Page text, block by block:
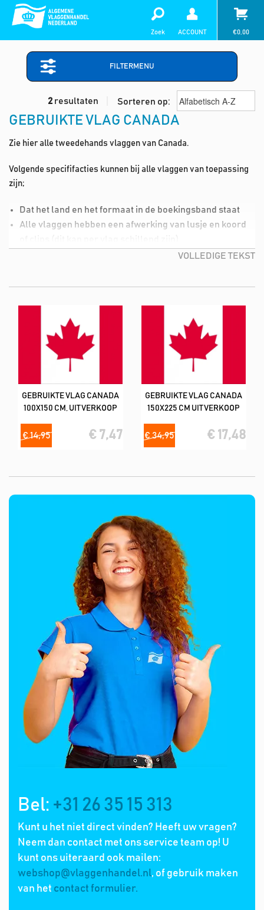
Zoek ACCOUNT €0,00
FILTERMENU
2 resultaten Sorteren op:
GEBRUIKTE VLAG CANADA
Zie hier alle tweedehands vlaggen van Canada.
Volgende specififacties kunnen bij alle vlaggen van toepassing
zijn;
Dat het land en het formaat in de boekingsband staat
Alle vlaggen hebben een afwerking van lusje en koord
Lichte vlekjes in de vlag (deze kan je dmv de wasmiddel,
Deze tweedehands vlaggen hebben wij in de volgende formaten;
100x150 cm & 150x225 cm
VOLLEDIGE TEKST
GEBRUIKTE VLAG CANADA
100X150 CM, UITVERKOOP
€ 14,95 € 7,47
GEBRUIKTE VLAG CANADA
150X225 CM UITVERKOOP
€ 34,95 € 17,48
Bel: +31 26 35 15 313
Kunt u het niet direct vinden? Heeft uw vragen?
Neem dan contact met ons service team op! U
kunt ons uiteraard ook mailen:
webshop@vlaggenhandel.nl, of gebruik maken
van het contact formulier.